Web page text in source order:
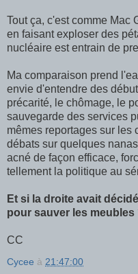
Tout ça, c'est comme Mac
en faisant exploser des
nucléaire est entrain de
Ma comparaison prend
envie d'entendre des
précarité, le chômage, le
sauvegarde des services
mêmes reportages sur les
débats sur quelques
acné de façon efficace,
tellement la politique au
Et si la droite avait
pour sauver les meubles
CC
Cycee à 21:47:00